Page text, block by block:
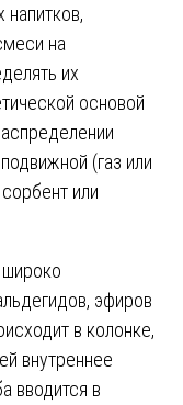
на
их
основой
(газ или
или
широко
эфиров
в колонке,
внутреннее
вводится в